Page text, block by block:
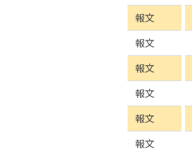
報文
報文
報文
報文
報文
報文